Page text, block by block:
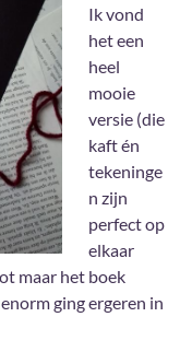
Ik vond
het een
heel
mooie
versie (die
kaft én
tekeninge
n zijn
perfect op
elkaar
maar het boek
ging ergeren in